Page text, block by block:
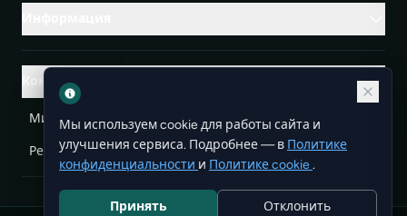
Контакты
Михаленко Руслан Леонидович, УНП ЕА3732804
Республика Беларусь info@doit.by
Мы используем cookie для работы сайта и
улучшения сервиса. Подробнее — в Политике
конфиденциальности и Политике cookie.
Принять Отклонить